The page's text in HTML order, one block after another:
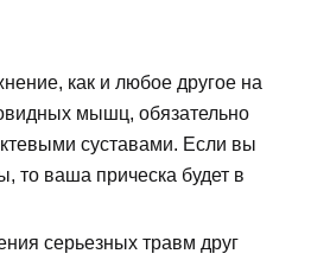
как и любое другое на
мышц, обязательно
суставами. Если вы
то ваша прическа будет в
серьезных травм друг